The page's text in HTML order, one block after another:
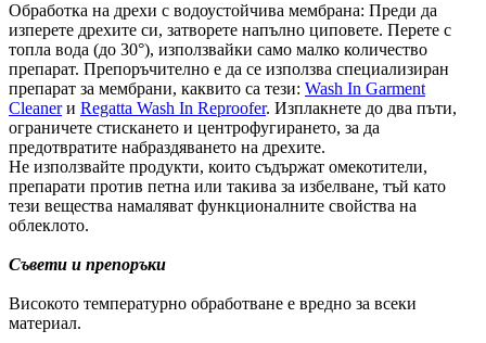
Обработка на дрехи с водоустойчива мембрана: Преди да
изперете дрехите си, затворете напълно циповете. Перете с
топла вода (до 30°), използвайки само малко количество
препарат. Препоръчително е да се използва специализиран
препарат за мембрани, каквито са тези: Wash In Garment
Cleanerи Regatta Wash In Reproofer. Изплакнете до два пъти,
ограничете стискането и центрофугирането, за да
предотвратите набраздяването на дрехите.
Не използвайте продукти, които съдържат омекотители,
препарати против петна или такива за избелване, тъй като
тези вещества намаляват функционалните свойства на
облеклото.
Съвети и препоръки
Високото температурно обработване е вредно за всеки
материал.